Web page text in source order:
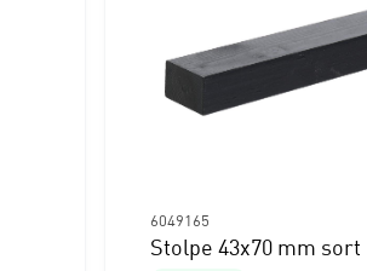
6049165
Stolpe 43x70 mm sort